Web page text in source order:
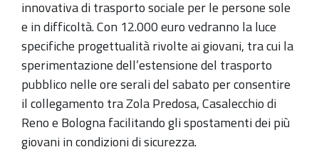
innovativa di trasporto sociale per le persone sole
e in difficoltà. Con 12.000 euro vedranno la luce
specifiche progettualità rivolte ai giovani, tra cui la
sperimentazione dell’estensione del trasporto
pubblico nelle ore serali del sabato per consentire
il collegamento tra Zola Predosa, Casalecchio di
Reno e Bologna facilitando gli spostamenti dei più
giovani in condizioni di sicurezza.